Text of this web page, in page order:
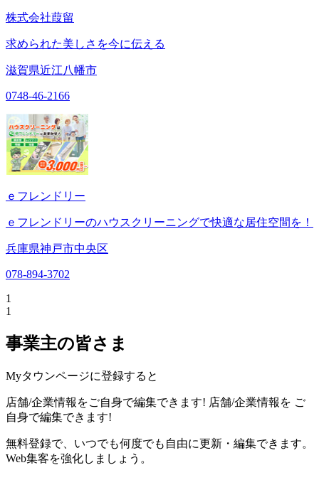
株式会社葭留
求められた美しさを今に伝える
滋賀県近江八幡市
0748-46-2166
ｅフレンドリー
ｅフレンドリーのハウスクリーニングで快適な居住空間を！
兵庫県神戸市中央区
078-894-3702
1
1
事業主の皆さま
Myタウンページに登録すると
店舗/企業情報をご自身で編集できます! 店舗/企業情報を ご
自身で編集できます!
無料登録で、いつでも何度でも自由に更新・編集できます。
Web集客を強化しましょう。